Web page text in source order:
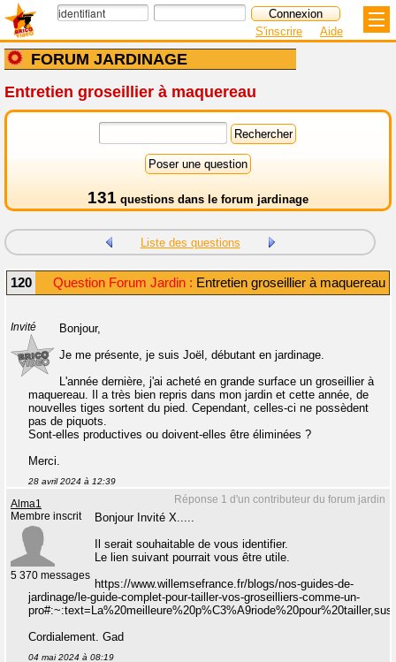
FORUM JARDINAGE
S'inscrire Aide
Entretien groseillier à maquereau
131 questions dans le forum jardinage
Liste des questions
120 Question Forum Jardin : Entretien groseillier à maquereau
Invité
Bonjour,
Je me présente, je suis Joël, débutant en jardinage.
L'année dernière, j'ai acheté en grande surface un groseillier à
maquereau. Il a très bien repris dans mon jardin et cette année, de
nouvelles tiges sortent du pied. Cependant, celles-ci ne possèdent
pas de piquots.
Sont-elles productives ou doivent-elles être éliminées ?
Merci.
28 avril 2024 à 12:39
Réponse 1 d'un contributeur du forum jardin
Alma1
Membre inscrit
5 370 messages
Bonjour Invité X.....
Il serait souhaitable de vous identifier.
Le lien suivant pourrait vous être utile.
https://www.willemsefrance.fr/blogs/nos-guides-de-
jardinage/le-guide-complet-pour-tailler-vos-groseilliers-comme-un-
Cordialement. Gad
04 mai 2024 à 08:19